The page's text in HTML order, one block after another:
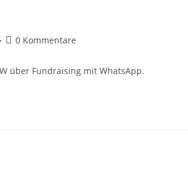
0 Kommentare
über Fundraising mit WhatsApp.